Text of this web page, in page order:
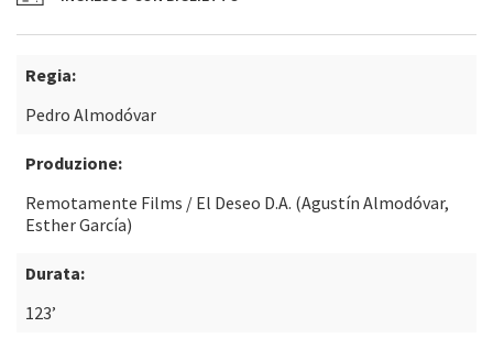
Regia:
Pedro Almodóvar
Produzione:
Remotamente Films / El Deseo D.A. (Agustín Almodóvar,
Esther García)
Durata:
123’